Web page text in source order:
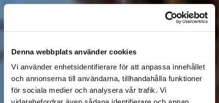
Denna webbplats använder cookies
Vi använder enhetsidentifierare för att anpassa innehållet
och annonserna till användarna, tillhandahålla funktioner
för sociala medier och analysera vår trafik. Vi